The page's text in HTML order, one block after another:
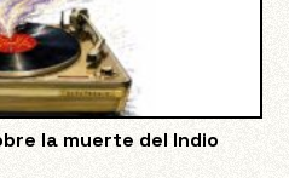
la muerte del Indio